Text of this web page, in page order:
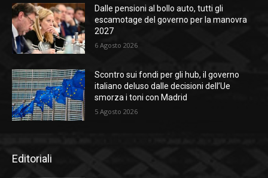
Dalle pensioni al bollo auto, tutti gli
escamotage del governo per la manovra
2027
6 Agosto 2026
Scontro sui fondi per gli hub, il governo
italiano deluso dalle decisioni dell’Ue
smorza i toni con Madrid
5 Agosto 2026
Editoriali